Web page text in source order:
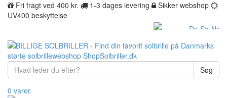
Fri fragt ved 400 kr. 1-3 dages levering
Sikker webshop
UV400 beskyttelse
Søg
0 varer.